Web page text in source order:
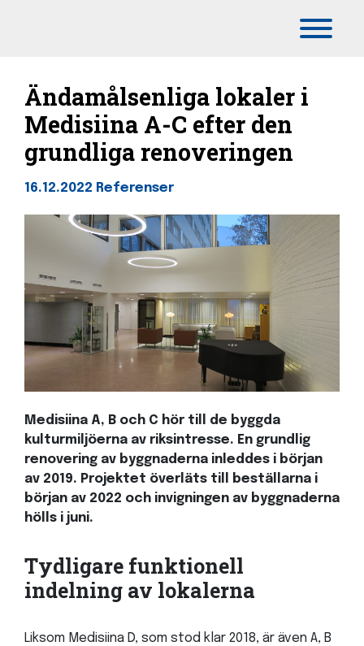
Ändamålsenliga lokaler i
Medisiina A-C efter den
grundliga renoveringen
16.12.2022 Referenser
Medisiina A, B och C hör till de byggda
kulturmiljöerna av riksintresse. En grundlig
renovering av byggnaderna inleddes i början
av 2019. Projektet överläts till beställarna i
början av 2022 och invigningen av byggnaderna
hölls i juni.
Tydligare funktionell
indelning av lokalerna
Liksom Medisiina D, som stod klar 2018, är även A, B